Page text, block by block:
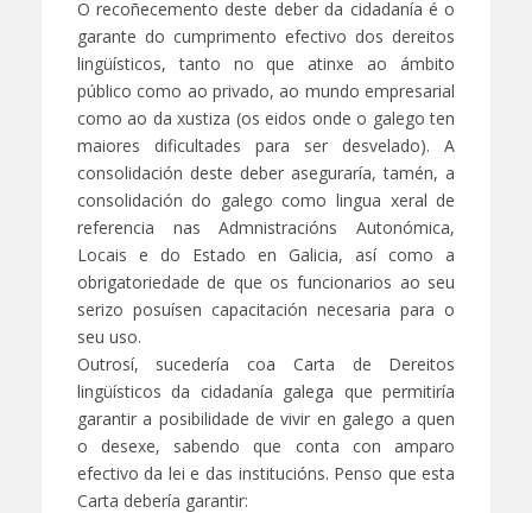
O recoñecemento deste deber da cidadanía é o
garante do cumprimento efectivo dos dereitos
lingüísticos, tanto no que atinxe ao ámbito
público como ao privado, ao mundo empresarial
como ao da xustiza (os eidos onde o galego ten
maiores dificultades para ser desvelado). A
consolidación deste deber aseguraría, tamén, a
consolidación do galego como lingua xeral de
referencia nas Admnistracións Autonómica,
Locais e do Estado en Galicia, así como a
obrigatoriedade de que os funcionarios ao seu
serizo posuísen capacitación necesaria para o
seu uso.
Outrosí, sucedería coa Carta de Dereitos
lingüísticos da cidadanía galega que permitiría
garantir a posibilidade de vivir en galego a quen
o desexe, sabendo que conta con amparo
efectivo da lei e das institucións. Penso que esta
Carta debería garantir: